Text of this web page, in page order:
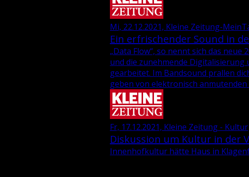
Mi, 22.12.2021, Kleine Zeitung-
Ein erfrischender Sound in
„Data Flow“, so nennt sich das
und die zu­neh­men­de
ge­ar­bei­tet. Im Band­sound pral­len
ge­ben von elek­tro­nisch
Fr, 17.12.2021, Kleine Zeitung - Kultur
Diskussion um Kultur in der
In­nen­hof­kul­tur hätte Haus in